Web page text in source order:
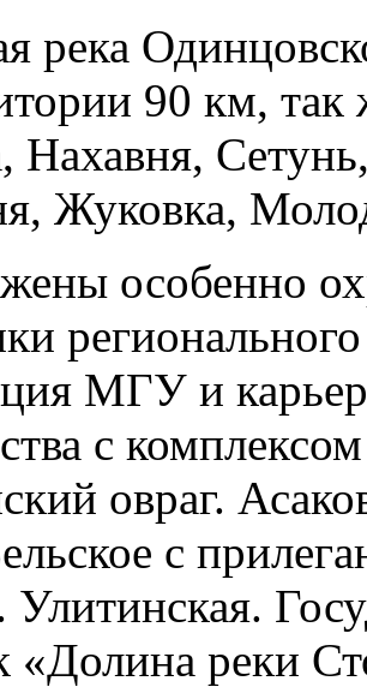
река
90 км,
Нахавня,
Жуковка,
особенно
МГУ и
с
овраг.
с
Улитинская.
«Долина реки